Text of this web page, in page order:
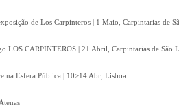
de Los Carpinteros | 1 Maio, Carpintarias de
LOS CARPINTEROS | 21 Abril, Carpintarias de São
na Esfera Pública | 10>14 Abr, Lisboa